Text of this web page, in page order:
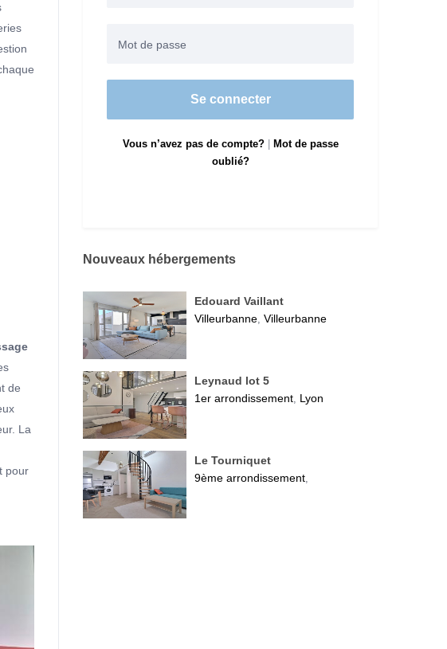
de
La
pour
Se connecter
Vous n’avez pas de compte?|
Mot de passe
oublié?
Nouveaux hébergements
Edouard Vaillant
Villeurbanne, Villeurbanne
Leynaud lot 5
1er arrondissement, Lyon
Le Tourniquet
9ème arrondissement,